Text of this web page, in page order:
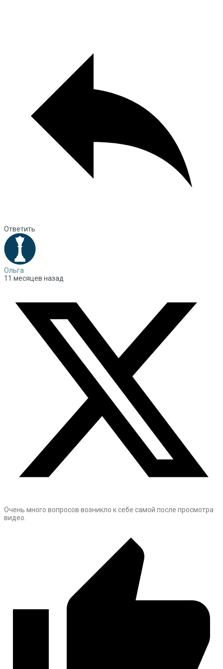
Ответить
Ольга
11 месяцев назад
Очень много вопросов возникло к себе самой после просмотра
видео.